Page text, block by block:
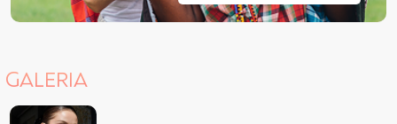
GALERIA